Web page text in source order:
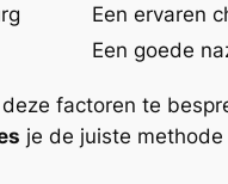
Een ervaren
Een goede
factoren te
je de juiste